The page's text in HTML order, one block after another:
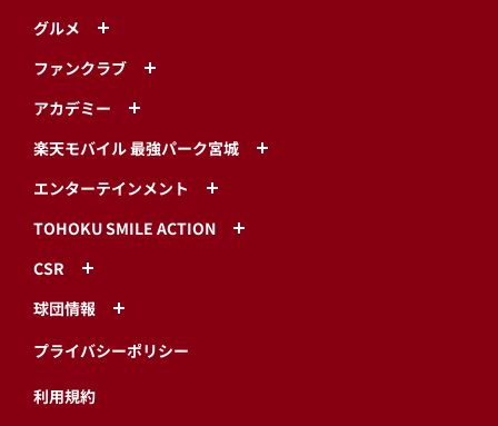
グルメ
ファンクラブ
アカデミー
楽天モバイル 最強パーク宮城
エンターテインメント
TOHOKU SMILE ACTION
CSR
球団情報
プライバシーポリシー
利用規約